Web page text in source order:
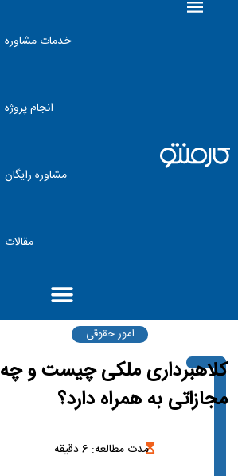
خدمات مشاوره
انجام پروژه
مشاوره رایگان
مقالات
امور حقوقی
کلاهبرداری ملکی چیست و چه
مجازاتی به همراه دارد؟
مدت مطالعه: 6دقیقه